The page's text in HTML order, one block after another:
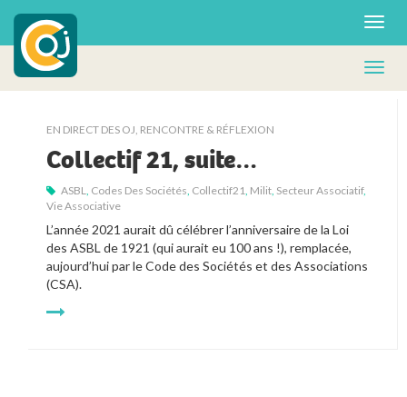
EN DIRECT DES OJ RENCONTRE & RÉFLEXION
Collectif 21, suite…
ASBL Codes Des Sociétés Collectif21 Milit Secteur Associatif,
Vie Associative
L’année 2021 aurait dû célébrer l’anniversaire de la Loi
des ASBL de 1921 (qui aurait eu 100 ans !), remplacée,
aujourd’hui par le Code des Sociétés et des Associations
(CSA).